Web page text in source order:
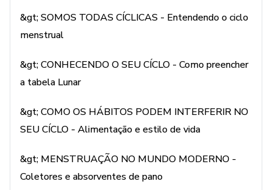
> DESAFIOS DO FEMININO - Desmistificando SOAP e
> AUTOCUIDADO E SAÚDE - praticas de cuidados
naturais
ARQUIVOS
&gt; SOMOS TODAS CÍCLICAS - Entendendo o ciclo
menstrual
&gt; CONHECENDO O SEU CÍCLO - Como preencher
a tabela Lunar
&gt; COMO OS HÁBITOS PODEM INTERFERIR NO
SEU CÍCLO - Alimentação e estilo de vida
&gt; MENSTRUAÇÃO NO MUNDO MODERNO -
Coletores e absorventes de pano